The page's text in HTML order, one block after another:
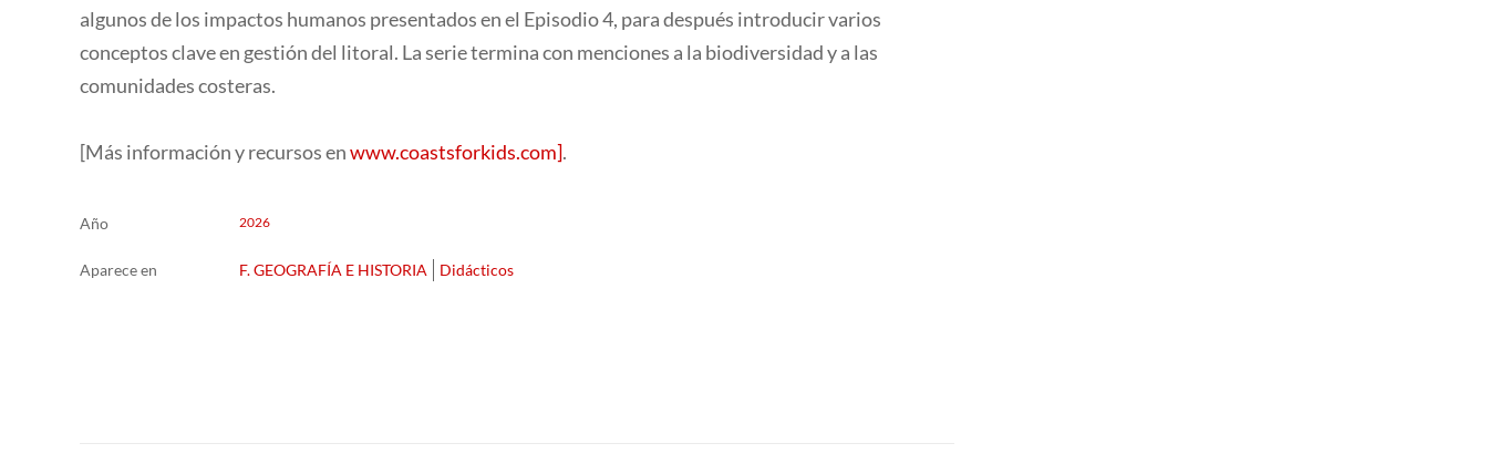
algunos de los impactos humanos presentados en el Episodio 4, para después introducir varios
conceptos clave en gestión del litoral. La serie termina con menciones a la biodiversidad y a las
comunidades costeras.
[Más información y recursos enwww.coastsforkids.com].
Año 2026
Aparece en F. GEOGRAFÍA E HISTORIA Didácticos